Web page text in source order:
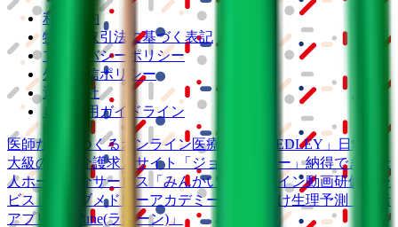
利用規約
特定商取引法に基づく表記
プライバシーポリシー
外部送信ポリシー
運営会社
ロゴ利用ガイドライン
医師たちがつくるオンライン医療事典 「MEDLEY」
日本最
大級の
医療介護求人サイト 「ジョブメドレー」納得できる
老
人ホーム紹介サービス
「みんかい」 オンライン動画研修サー
ビス
「ジョブメドレーアカデミー」 女性向け生理予測・妊活
アプリ
「Lalune(ラルーン)」